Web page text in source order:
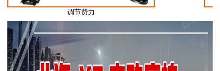
调节费力